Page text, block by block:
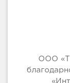
ООО